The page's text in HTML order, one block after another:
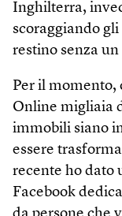
Inghilterra,
scoraggiando
restino senza
Per il momento,
Online migliaia
immobili siano
essere
recente ho dato
Facebook